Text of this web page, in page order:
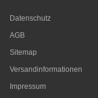
Datenschutz
AGB
Sitemap
Versandinformationen
Impressum